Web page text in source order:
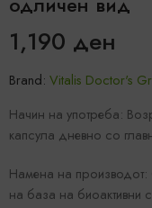
1,190 ден
Brand: Vitalis Doctor's
Начин на употреба:
капсула дневно со
Намена на
на база на биоактивни